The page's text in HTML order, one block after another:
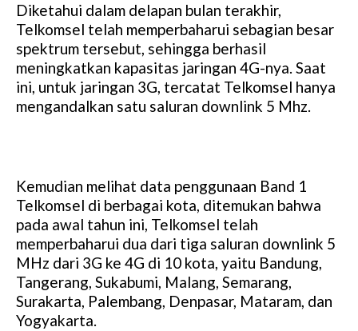
M
u
t
e
Diketahui dalam delapan bulan terakhir,
Telkomsel telah memperbaharui sebagian besar
spektrum tersebut, sehingga berhasil
meningkatkan kapasitas jaringan 4G-nya. Saat
ini, untuk jaringan 3G, tercatat Telkomsel hanya
mengandalkan satu saluran downlink 5 Mhz.
Kemudian melihat data penggunaan Band 1
Telkomsel di berbagai kota, ditemukan bahwa
pada awal tahun ini, Telkomsel telah
memperbaharui dua dari tiga saluran downlink 5
MHz dari 3G ke 4G di 10 kota, yaitu Bandung,
Tangerang, Sukabumi, Malang, Semarang,
Surakarta, Palembang, Denpasar, Mataram, dan
Yogyakarta.